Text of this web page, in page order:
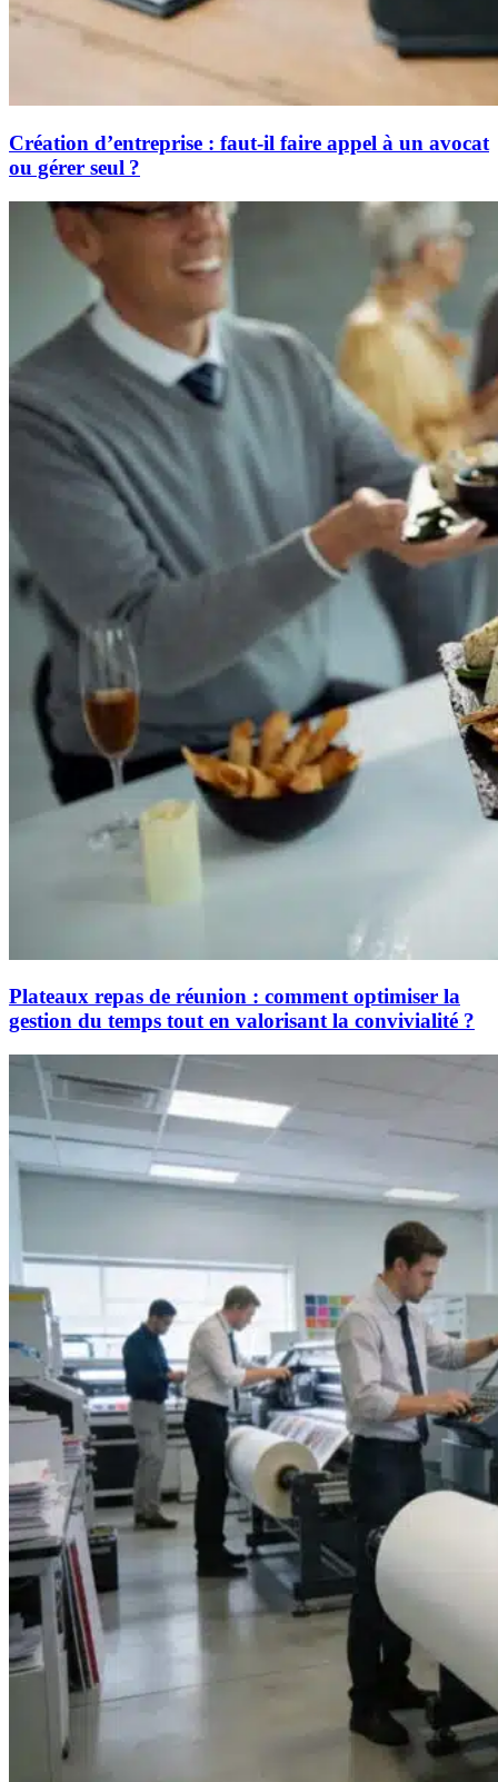
Création d’entreprise : faut-il faire appel à un avocat
ou gérer seul ?
Plateaux repas de réunion : comment optimiser la
gestion du temps tout en valorisant la convivialité ?